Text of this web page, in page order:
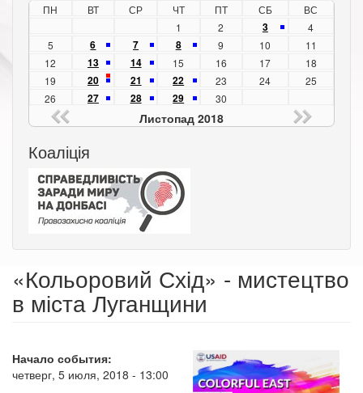
ПН ВТ СР ЧТ ПТ СБ
ВС
1
2 3
4
5
6 7 8 9 10
11
12
13 14 15 16 17
18
19
20 21 22 23 24
25
26
27 28 29 30
Листопад 2018
Коаліція
«Кольоровий Схід» - мистецтво
в міста Луганщини
Начало события:
четверг, 5 июля, 2018 - 13:00